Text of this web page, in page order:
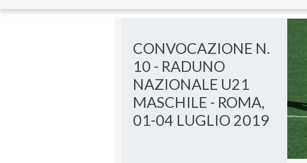
CONVOCAZIONE N.
10 - RADUNO
NAZIONALE U21
MASCHILE - ROMA,
01-04 LUGLIO 2019